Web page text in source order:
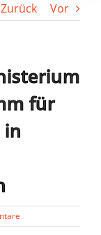
Zurück Vor
für
in